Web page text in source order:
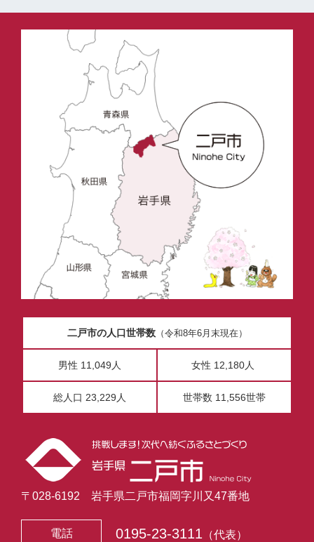
二戸市の人口世帯数（令和8年6月末現在）
男性 11,049人 女性 12,180人
総人口 23,229人 世帯数 11,556世帯
〒028-6192 岩手県二戸市福岡字川又47番地
電話 0195-23-3111 （代表）